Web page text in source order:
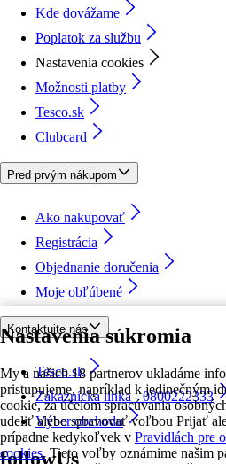
Nastavenia súkromia
My a našich 18 partnerov ukladáme
pristupujeme, napríklad k jedinečným
cookie, za účelom spracúvania
udeliť alebo spravovať voľbou Prijať
prípadne kedykoľvek v Pravidlách pre
cookies. Tieto voľby oznámime našim
Kde dovážame
Poplatok za službu
Nastavenia cookies
Možnosti platby
Tesco.sk
Clubcard
Pred prvým nákupom
Ako nakupovať
Registrácia
Objednanie doručenia
Moje obľúbené
Kontaktujte nás
Tesco.sk
Zákaznícka linka - 0800222333
Výber obchodu
followUs